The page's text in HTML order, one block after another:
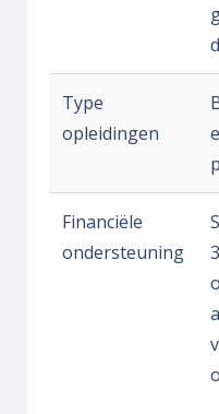
Type
opleidingen
Financiële
ondersteuning